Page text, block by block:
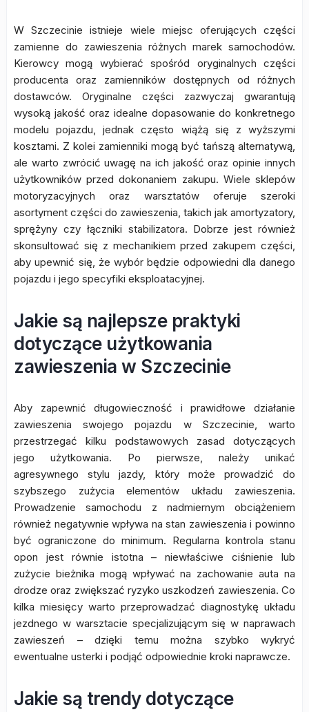
W Szczecinie istnieje wiele miejsc oferujących części
zamienne do zawieszenia różnych marek samochodów.
Kierowcy mogą wybierać spośród oryginalnych części
producenta oraz zamienników dostępnych od różnych
dostawców. Oryginalne części zazwyczaj gwarantują
wysoką jakość oraz idealne dopasowanie do konkretnego
modelu pojazdu, jednak często wiążą się z wyższymi
kosztami. Z kolei zamienniki mogą być tańszą alternatywą,
ale warto zwrócić uwagę na ich jakość oraz opinie innych
użytkowników przed dokonaniem zakupu. Wiele sklepów
motoryzacyjnych oraz warsztatów oferuje szeroki
asortyment części do zawieszenia, takich jak amortyzatory,
sprężyny czy łączniki stabilizatora. Dobrze jest również
skonsultować się z mechanikiem przed zakupem części,
aby upewnić się, że wybór będzie odpowiedni dla danego
pojazdu i jego specyfiki eksploatacyjnej.
Jakie są najlepsze praktyki
dotyczące użytkowania
zawieszenia w Szczecinie
Aby zapewnić długowieczność i prawidłowe działanie
zawieszenia swojego pojazdu w Szczecinie, warto
przestrzegać kilku podstawowych zasad dotyczących
jego użytkowania. Po pierwsze, należy unikać
agresywnego stylu jazdy, który może prowadzić do
szybszego zużycia elementów układu zawieszenia.
Prowadzenie samochodu z nadmiernym obciążeniem
również negatywnie wpływa na stan zawieszenia i powinno
być ograniczone do minimum. Regularna kontrola stanu
opon jest równie istotna – niewłaściwe ciśnienie lub
zużycie bieżnika mogą wpływać na zachowanie auta na
drodze oraz zwiększać ryzyko uszkodzeń zawieszenia. Co
kilka miesięcy warto przeprowadzać diagnostykę układu
jezdnego w warsztacie specjalizującym się w naprawach
zawieszeń – dzięki temu można szybko wykryć
ewentualne usterki i podjąć odpowiednie kroki naprawcze.
Jakie są trendy dotyczące